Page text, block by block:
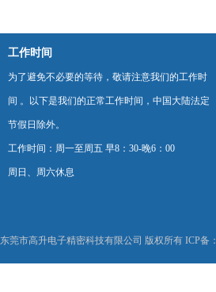
工作时间
为了避免不必要的等待，敬请注意我们的工作时
间 。以下是我们的正常工作时间，中国大陆法定
节假日除外。
工作时间：周一至周五 早8：30-晚6：00
周日、周六休息
东莞市高升电子精密科技有限公司 版权所有 ICP备：